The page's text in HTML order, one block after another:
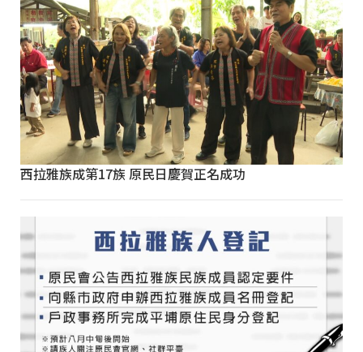
西拉雅族成第17族 原民日慶賀正名成功